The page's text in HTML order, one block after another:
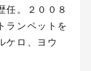
任。２００８
ランペットを
ケロ、ヨウ